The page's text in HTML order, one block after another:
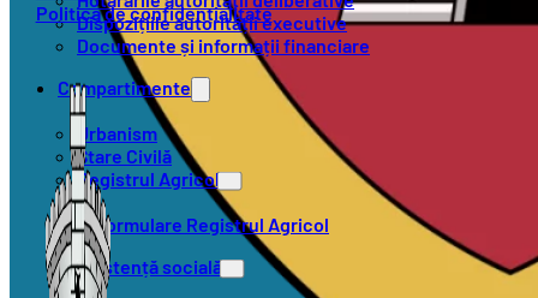
Dispozițiile autorității executive
Documente și informații financiare
Compartimente
Urbanism
Stare Civilă
Registrul Agricol
Formulare Registrul Agricol
Asistență socială
Politica de confidențialitate